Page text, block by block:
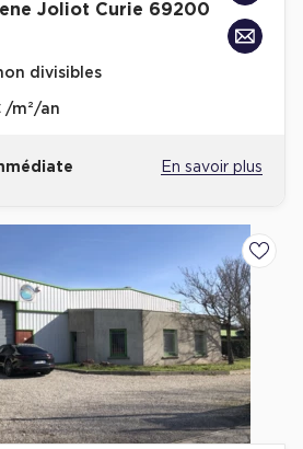
Joliot Curie 69200
divisibles
/m²/an
En savoir plus